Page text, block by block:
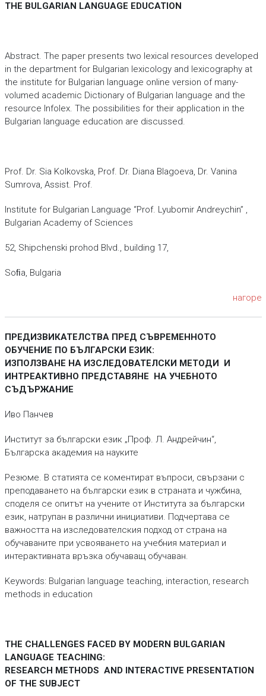
THE BULGARIAN LANGUAGE EDUCATION
Abstract. The paper presents two lexical resources developed
in the department for Bulgarian lexicology and lexicography at
the institute for Bulgarian language online version of many-
volumed academic Dictionary of Bulgarian language and the
resource Infolex. The possibilities for their application in the
Bulgarian language education are discussed.
Prof. Dr. Sia Kolkovska, Prof. Dr. Diana Blagoeva, Dr. Vanina
Sumrova, Assist. Prof.
Institute for Bulgarian Language “Prof. Lyubomir Andreychin” ,
Bulgarian Academy of Sciences
52, Shipchenski prohod Blvd., building 17,
Soﬁa, Bulgaria
нагоре
ПРЕДИЗВИКАТЕЛСТВА ПРЕД СЪВРЕМЕННОТО
ОБУЧЕНИЕ ПО БЪЛГАРСКИ ЕЗИК:
ИЗПОЛЗВАНЕ НА ИЗСЛЕДОВАТЕЛСКИ МЕТОДИ И
ИНТРЕАКТИВНО ПРЕДСТАВЯНЕ НА УЧЕБНОТО
СЪДЪРЖАНИЕ
Иво Панчев
Институт за български език „Проф. Л. Андрейчин“,
Българска академия на науките
Резюме. В статията се коментират въпроси, свързани с
преподаването на български език в страната и чужбина,
споделя се опитът на учените от Института за български
език, натрупан в различни инициативи. Подчертава се
важността на изследователския подход от страна на
обучаваните при усвояването на учебния материал и
интерактивната връзка обучаващ обучаван.
Keywords: Bulgarian language teaching, interaction, research
methods in education
THE CHALLENGES FACED BY MODERN BULGARIAN
LANGUAGE TEACHING:
RESEARCH METHODS AND INTERACTIVE PRESENTATION
OF THE SUBJECT